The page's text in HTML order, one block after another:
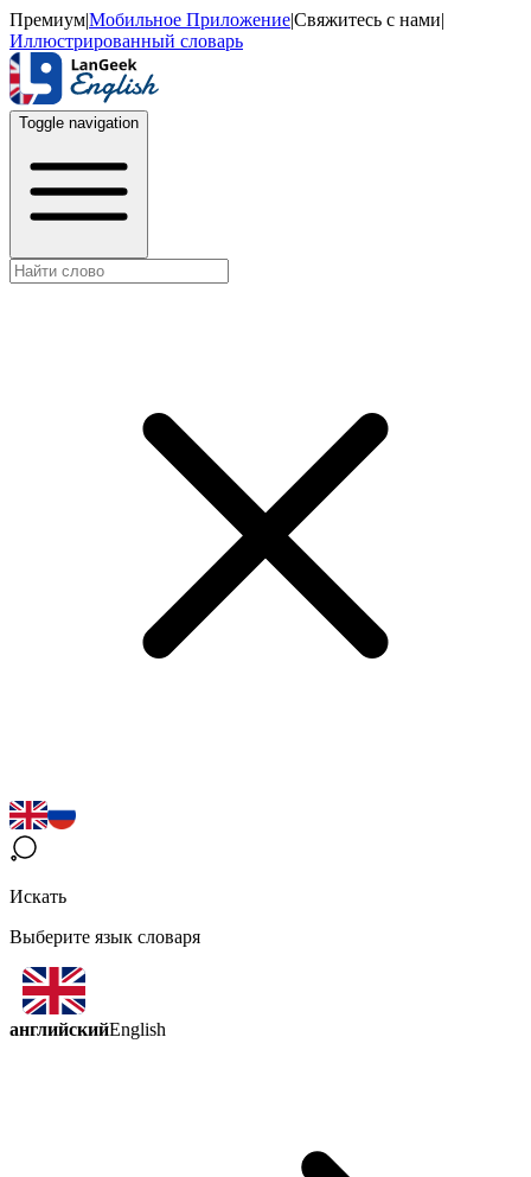
Премиум|Мобильное Приложение|Свяжитесь с нами|
Иллюстрированный словарь
Toggle navigation
Искать
Выберите язык словаря
английскийEnglish